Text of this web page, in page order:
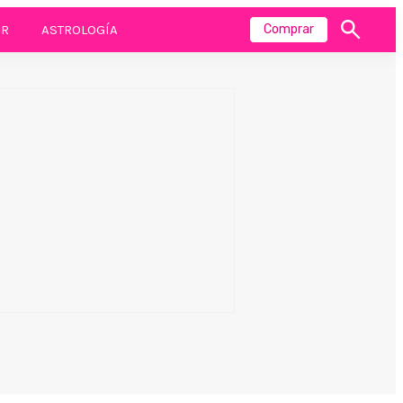
ASTROLOGÍA Comprar
Mostrar